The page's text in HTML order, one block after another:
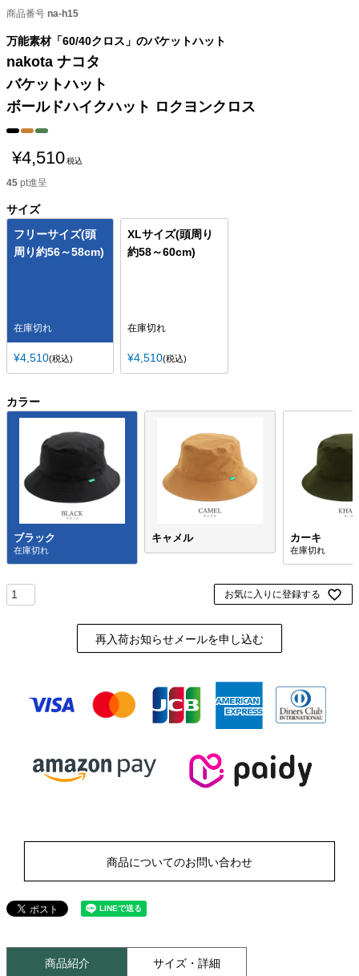
商品番号 na-h15
万能素材「60/40クロス」のバケットハット
nakota ナコタ
バケットハット
ボールドハイクハット ロクヨンクロス
¥4,510税込
45 pt進呈
サイズ
フリーサイズ(頭
周り約56～58cm)
在庫切れ
¥4,510 税込
XLサイズ(頭周り
約58～60cm)
在庫切れ
¥4,510 税込
カラー
ブラック キャメル カーキ
お気に入りに登録する
再入荷お知らせメールを申し込む
商品についてのお問い合わせ
商品紹介 サイズ・詳細